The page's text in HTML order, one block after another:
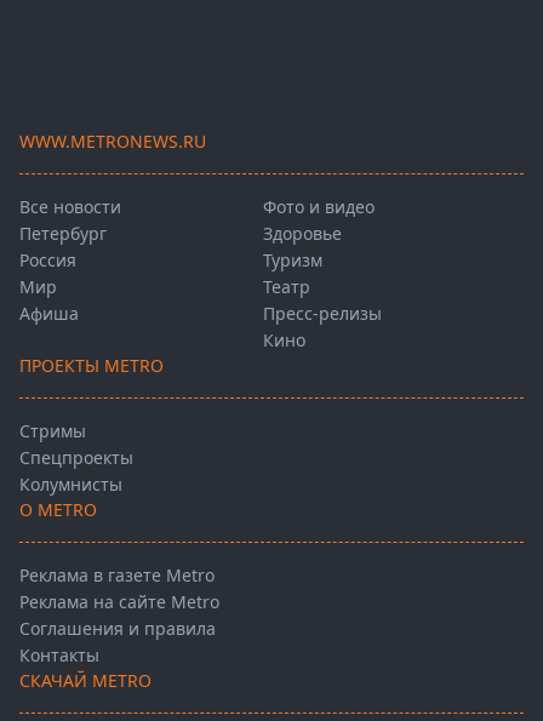
WWW.METRONEWS.RU
Все новости
Петербург
Россия
Мир
Афиша
Фото и видео
Здоровье
Туризм
Театр
Пресс-релизы
Кино
ПРОЕКТЫ METRO
Стримы
Спецпроекты
Колумнисты
О METRO
Реклама в газете Metro
Реклама на сайте Metro
Соглашения и правила
Контакты
СКАЧАЙ METRO